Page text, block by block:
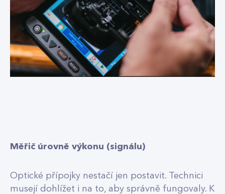
Měřič úrovně výkonu (signálu)
Optické přípojky nestačí jen postavit. Technici
musejí dohlížet i na to, aby správně fungovaly. K